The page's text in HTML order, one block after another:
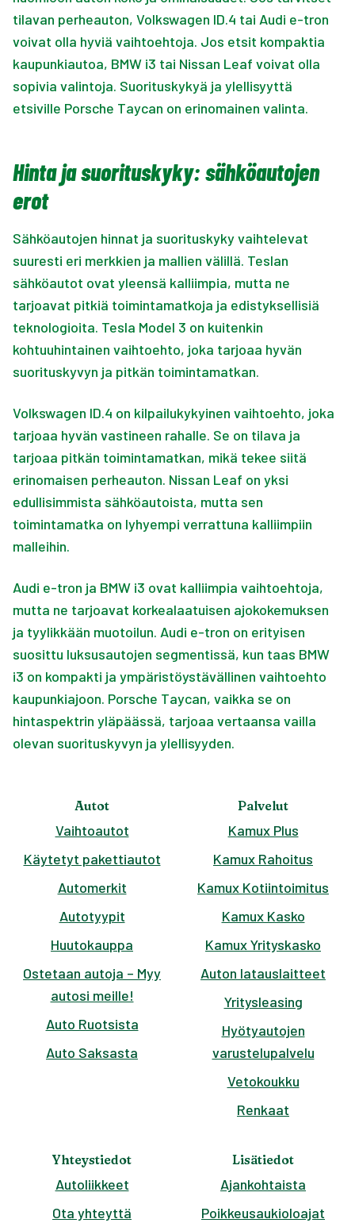
tilavan perheauton, Volkswagen ID.4 tai Audi e-tron
voivat olla hyviä vaihtoehtoja. Jos etsit kompaktia
kaupunkiautoa, BMW i3 tai Nissan Leaf voivat olla
sopivia valintoja. Suorituskykyä ja ylellisyyttä
etsiville Porsche Taycan on erinomainen valinta.
Hinta ja suorituskyky: sähköautojen
erot
Sähköautojen hinnat ja suorituskyky vaihtelevat
suuresti eri merkkien ja mallien välillä. Teslan
sähköautot ovat yleensä kalliimpia, mutta ne
tarjoavat pitkiä toimintamatkoja ja edistyksellisiä
teknologioita. Tesla Model 3 on kuitenkin
kohtuuhintainen vaihtoehto, joka tarjoaa hyvän
suorituskyvyn ja pitkän toimintamatkan.
Volkswagen ID.4 on kilpailukykyinen vaihtoehto, joka
tarjoaa hyvän vastineen rahalle. Se on tilava ja
tarjoaa pitkän toimintamatkan, mikä tekee siitä
erinomaisen perheauton. Nissan Leaf on yksi
edullisimmista sähköautoista, mutta sen
toimintamatka on lyhyempi verrattuna kalliimpiin
malleihin.
Audi e-tron ja BMW i3 ovat kalliimpia vaihtoehtoja,
mutta ne tarjoavat korkealaatuisen ajokokemuksen
ja tyylikkään muotoilun. Audi e-tron on erityisen
suosittu luksusautojen segmentissä, kun taas BMW
i3 on kompakti ja ympäristöystävällinen vaihtoehto
kaupunkiajoon. Porsche Taycan, vaikka se on
hintaspektrin yläpäässä, tarjoaa vertaansa vailla
olevan suorituskyvyn ja ylellisyyden.
Autot
Vaihtoautot
Käytetyt pakettiautot
Automerkit
Autotyypit
Huutokauppa
Ostetaan autoja – Myy
autosi meille!
Auto Ruotsista
Auto Saksasta
Palvelut
Kamux Plus
Kamux Rahoitus
Kamux Kotiintoimitus
Kamux Kasko
Kamux Yrityskasko
Auton latauslaitteet
Yritysleasing
Hyötyautojen
varustelupalvelu
Vetokoukku
Renkaat
Yhteystiedot
Autoliikkeet
Ota yhteyttä
Lisätiedot
Ajankohtaista
Poikkeusaukioloajat